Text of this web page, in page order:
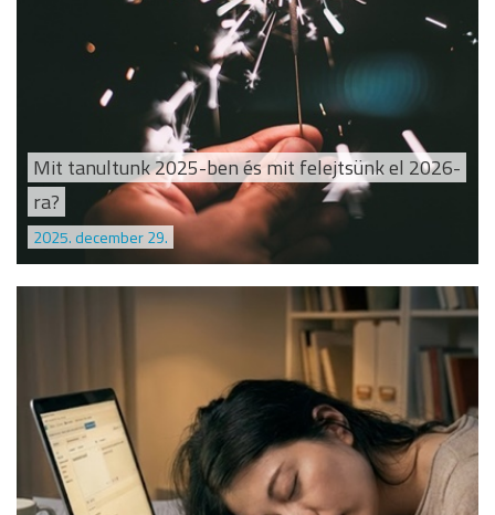
Mit tanultunk 2025-ben és mit felejtsünk el 2026-
ra?
2025. december 29.